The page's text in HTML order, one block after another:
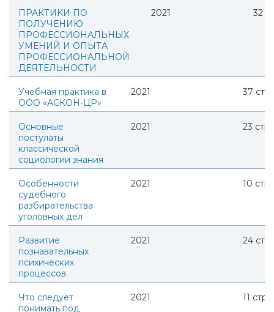
ПРАКТИКИ ПО
ПОЛУЧЕНИЮ
ПРОФЕССИОНАЛЬНЫХ
УМЕНИЙ И ОПЫТА
ПРОФЕССИОНАЛЬНОЙ
ДЕЯТЕЛЬНОСТИ
2021 32
Учебная практика в
ООО «АСКОН-ЦР»
2021 37 стр.
Основные
постулаты
классической
социологии знания
2021 23 стр.
Особенности
судебного
разбирательства
уголовных дел
2021 10 стр.
Развитие
познавательных
психических
процессов
2021 24 стр.
Что следует
понимать под
2021 11 стр.